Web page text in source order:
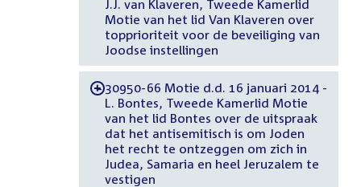
J.J. van Klaveren, Tweede Kamerlid
Motie van het lid Van Klaveren over
topprioriteit voor de beveiliging van
Joodse instellingen
-30950-66 Motie d.d. 16 januari 2014 -
L. Bontes, Tweede Kamerlid Motie
van het lid Bontes over de uitspraak
dat het antisemitisch is om Joden
het recht te ontzeggen om zich in
Judea, Samaria en heel Jeruzalem te
vestigen